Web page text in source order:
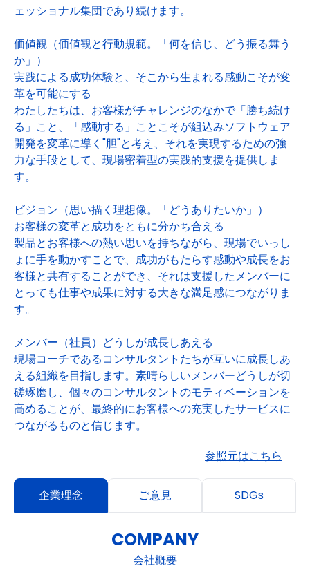
ェッショナル集団であり続けます。
価値観（価値観と行動規範。「何を信じ、どう振る舞う
か」）
実践による成功体験と、そこから生まれる感動こそが変
革を可能にする
わたしたちは、お客様がチャレンジのなかで「勝ち続け
る」こと、「感動する」ことこそが組込みソフトウェア
開発を変革に導く"胆"と考え、それを実現するための強
力な手段として、現場密着型の実践的支援を提供しま
す。
ビジョン（思い描く理想像。「どうありたいか」）
お客様の変革と成功をともに分かち合える
製品とお客様への熱い思いを持ちながら、現場でいっし
ょに手を動かすことで、成功がもたらす感動や成長をお
客様と共有することができ、それは支援したメンバーに
とっても仕事や成果に対する大きな満足感につながりま
す。
メンバー（社員）どうしが成長しあえる
現場コーチであるコンサルタントたちが互いに成長しあ
える組織を目指します。素晴らしいメンバーどうしが切
磋琢磨し、個々のコンサルタントのモティベーションを
高めることが、最終的にお客様への充実したサービスに
つながるものと信じます。
参照元はこちら
企業理念 ご意見 SDGs
COMPANY
会社概要